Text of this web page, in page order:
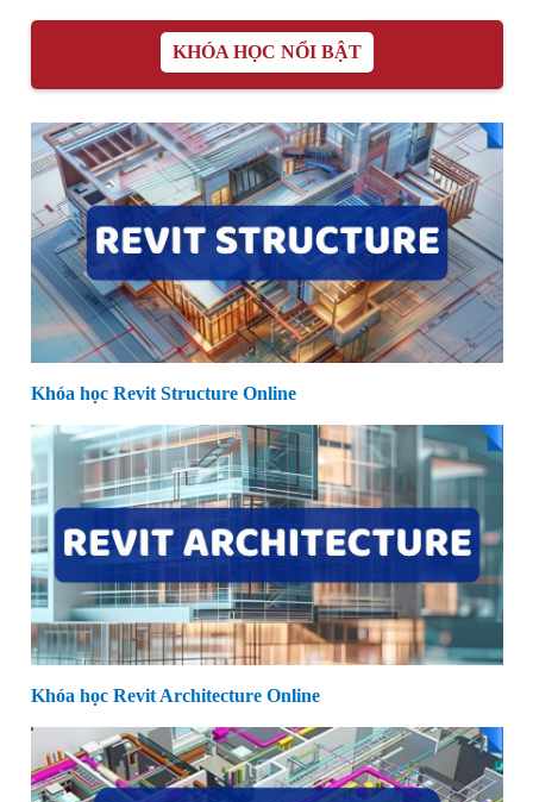
KHÓA HỌC NỔI BẬT
Khóa học Revit Structure Online
Khóa học Revit Architecture Online